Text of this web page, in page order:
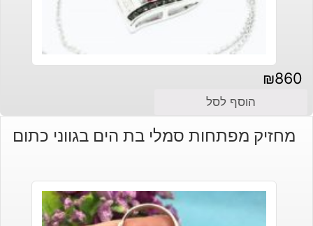
₪860
הוסף לסל
מחזיק מפתחות סמלי בת הים בגווני כתום